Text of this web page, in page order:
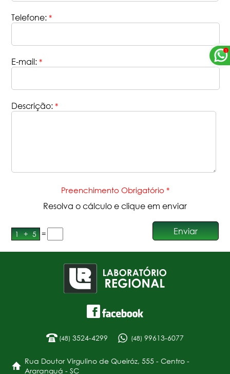
Telefone: *
E-mail: *
Descrição: *
Preenchimento Obrigatório *
Resolva o cálculo e clique em enviar
1 + 5 =
(48) 3524-4299 (48) 99613-6077
Rua Doutor Virgulino de Queiróz, 555 - Centro -
Araranguá - SC